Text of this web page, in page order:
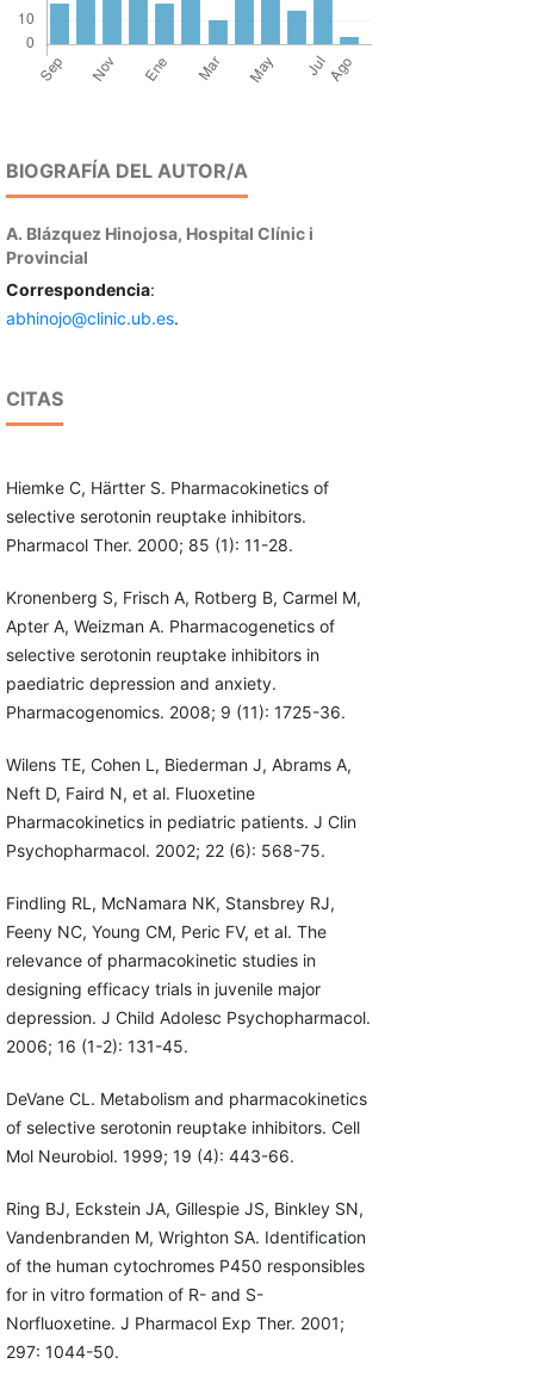
BIOGRAFÍA DEL AUTOR/A
A. Blázquez Hinojosa, Hospital Clínic i
Provincial
Correspondencia:
abhinojo@clinic.ub.es.
CITAS
Hiemke C, Härtter S. Pharmacokinetics of
selective serotonin reuptake inhibitors.
Pharmacol Ther. 2000; 85 (1): 11-28.
Kronenberg S, Frisch A, Rotberg B, Carmel M,
Apter A, Weizman A. Pharmacogenetics of
selective serotonin reuptake inhibitors in
paediatric depression and anxiety.
Pharmacogenomics. 2008; 9 (11): 1725-36.
Wilens TE, Cohen L, Biederman J, Abrams A,
Neft D, Faird N, et al. Fluoxetine
Pharmacokinetics in pediatric patients. J Clin
Psychopharmacol. 2002; 22 (6): 568-75.
Findling RL, McNamara NK, Stansbrey RJ,
Feeny NC, Young CM, Peric FV, et al. The
relevance of pharmacokinetic studies in
designing efficacy trials in juvenile major
depression. J Child Adolesc Psychopharmacol.
2006; 16 (1-2): 131-45.
DeVane CL. Metabolism and pharmacokinetics
of selective serotonin reuptake inhibitors. Cell
Mol Neurobiol. 1999; 19 (4): 443-66.
Ring BJ, Eckstein JA, Gillespie JS, Binkley SN,
Vandenbranden M, Wrighton SA. Identification
of the human cytochromes P450 responsibles
for in vitro formation of R- and S-
Norfluoxetine. J Pharmacol Exp Ther. 2001;
297: 1044-50.